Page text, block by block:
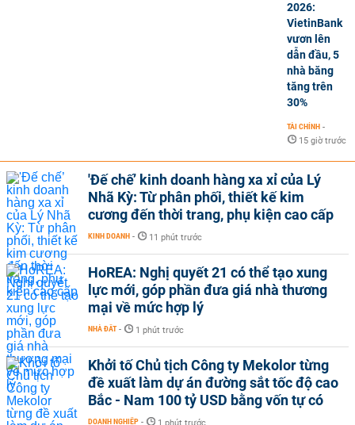
2026:
VietinBank
vươn lên
dẫn đầu, 5
nhà băng
tăng trên
30%
TÀI CHÍNH -
15 giờ trước
'Đế chế’ kinh doanh hàng xa xỉ của Lý
Nhã Kỳ: Từ phân phối, thiết kế kim
cương đến thời trang, phụ kiện cao cấp
KINH DOANH - 11 phút trước
HoREA: Nghị quyết 21 có thể tạo xung
lực mới, góp phần đưa giá nhà thương
mại về mức hợp lý
NHÀ ĐẤT - 1 phút trước
Khởi tố Chủ tịch Công ty Mekolor từng
đề xuất làm dự án đường sắt tốc độ cao
Bắc - Nam 100 tỷ USD bằng vốn tự có
DOANH NGHIỆP -